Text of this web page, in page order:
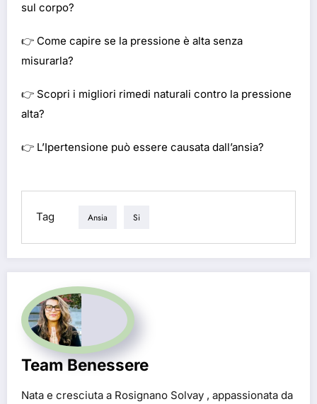
sul corpo?
👉 Come capire se la pressione è alta senza
misurarla?
👉 Scopri i migliori rimedi naturali contro la pressione
alta?
👉 L’Ipertensione può essere causata dall’ansia?
Tag Ansia Si
Team Benessere
Nata e cresciuta a Rosignano Solvay , appassionata da